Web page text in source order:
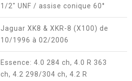
1/2" UNF / assise conique 60°
Jaguar XK8 & XKR-8 (X100) de
10/1996 à 02/2006
Essence: 4.0 284 ch, 4.0 R 363
ch, 4.2 298/304 ch, 4.2 R